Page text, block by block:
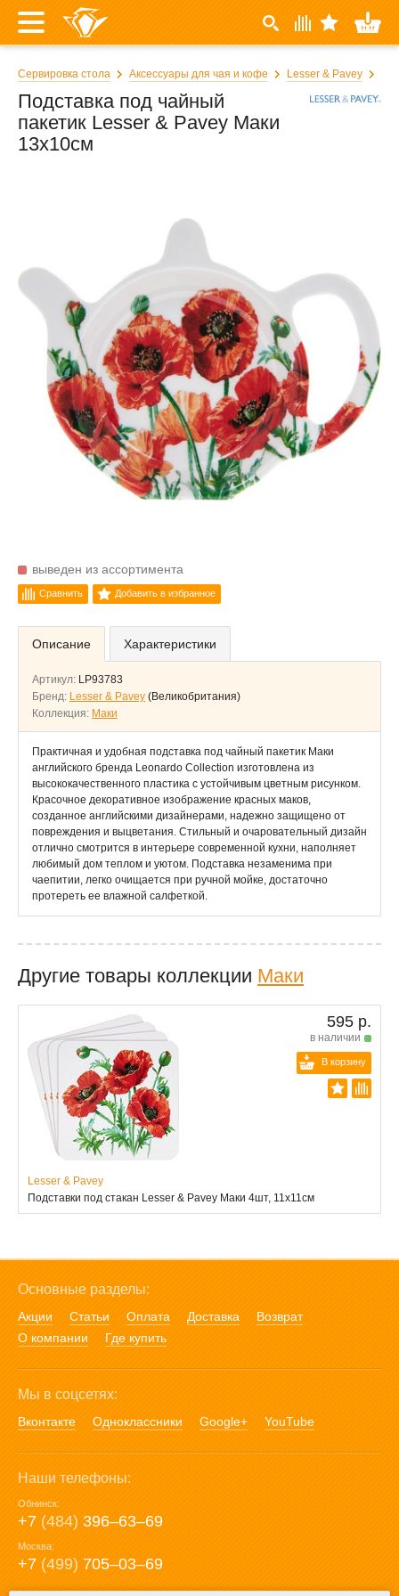
Сервировка стола Аксессуары для чая и кофе Lesser & Pavey
Подставка под чайный
пакетик Lesser & Pavey Маки
13x10см
выведен из ассортимента
Сравнить Добавить в избранное
Описание Характеристики
Артикул: LP93783
Бренд: Lesser & Pavey (Великобритания)
Коллекция: Маки
Практичная и удобная подставка под чайный пакетик Маки
английского бренда Leonardo Collection изготовлена из
высококачественного пластика с устойчивым цветным рисунком.
Красочное декоративное изображение красных маков,
созданное английскими дизайнерами, надежно защищено от
повреждения и выцветания. Стильный и очаровательный дизайн
отлично смотрится в интерьере современной кухни, наполняет
любимый дом теплом и уютом. Подставка незаменима при
чаепитии, легко очищается при ручной мойке, достаточно
протереть ее влажной салфеткой.
Другие товары коллекции Маки
595 р.
в наличии
В корзину
Lesser & Pavey
Подставки под стакан Lesser & Pavey Маки 4шт, 11x11см
Основные разделы:
Акции Статьи Оплата Доставка
Возврат
О компании
Где купить
Мы в соцсетях:
Вконтакте Одноклассники Google+ YouTube
Наши телефоны:
Обнинск:
+7 (484) 396‒63‒69
Москва:
+7 (499) 705‒03‒69